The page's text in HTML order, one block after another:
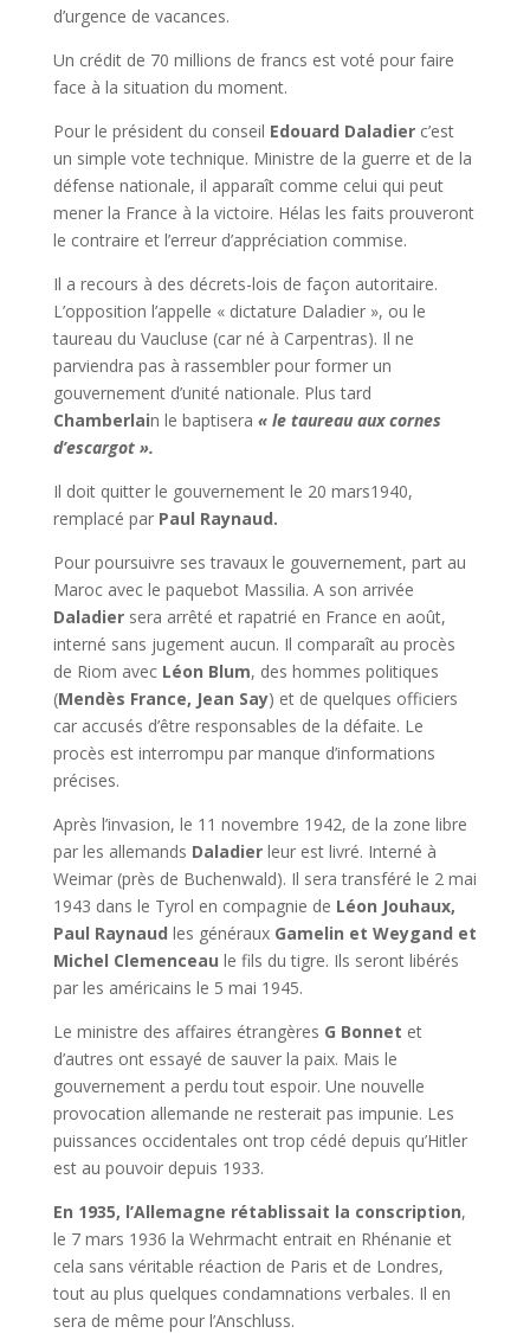
d’urgence de vacances.
Un crédit de 70 millions de francs est voté pour faire
face à la situation du moment.
Pour le président du conseil Edouard Daladierc’est
un simple vote technique. Ministre de la guerre et de la
défense nationale, il apparaît comme celui qui peut
mener la France à la victoire. Hélas les faits prouveront
le contraire et l’erreur d’appréciation commise.
Il a recours à des décrets-lois de façon autoritaire.
L’opposition l’appelle « dictature Daladier », ou le
taureau du Vaucluse (car né à Carpentras). Il ne
parviendra pas à rassembler pour former un
gouvernement d’unité nationale. Plus tard
Chamberlain le baptisera « le taureau aux cornes
d’escargot ».
Il doit quitter le gouvernement le 20 mars1940,
remplacé par Paul Raynaud.
Pour poursuivre ses travaux le gouvernement, part au
Maroc avec le paquebot Massilia. A son arrivée
Daladier sera arrêté et rapatrié en France en août,
interné sans jugement aucun. Il comparaît au procès
de Riom avec Léon Blum, des hommes politiques
(Mendès France, Jean Say) et de quelques officiers
car accusés d’être responsables de la défaite. Le
procès est interrompu par manque d’informations
précises.
Après l’invasion, le 11 novembre 1942, de la zone libre
par les allemands Daladier leur est livré. Interné à
Weimar (près de Buchenwald). Il sera transféré le 2 mai
1943 dans le Tyrol en compagnie de Léon Jouhaux,
Paul Raynaud les généraux Gamelin et Weygand et
Michel Clemenceau le fils du tigre. Ils seront libérés
par les américains le 5 mai 1945.
Le ministre des affaires étrangères G Bonnet et
d’autres ont essayé de sauver la paix. Mais le
gouvernement a perdu tout espoir. Une nouvelle
provocation allemande ne resterait pas impunie. Les
puissances occidentales ont trop cédé depuis qu’Hitler
est au pouvoir depuis 1933.
En 1935, l’Allemagne rétablissait la conscription,
le 7 mars 1936 la Wehrmacht entrait en Rhénanie et
cela sans véritable réaction de Paris et de Londres,
tout au plus quelques condamnations verbales. Il en
sera de même pour l’Anschluss.